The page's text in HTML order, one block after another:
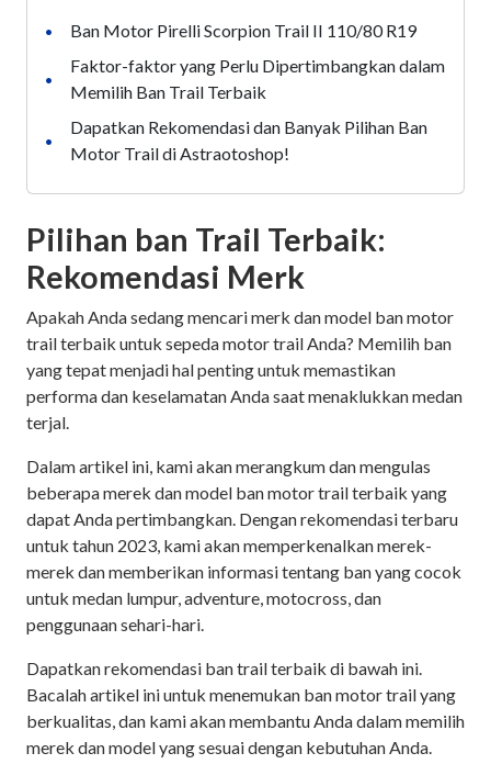
• Ban Motor Pirelli Scorpion Trail II 110/80 R19
•
Faktor-faktor yang Perlu Dipertimbangkan dalam
Memilih Ban Trail Terbaik
•
Dapatkan Rekomendasi dan Banyak Pilihan Ban
Motor Trail di Astraotoshop!
Pilihan ban Trail Terbaik:
Rekomendasi Merk
Apakah Anda sedang mencari merk dan model ban motor
trail terbaik untuk sepeda motor trail Anda? Memilih ban
yang tepat menjadi hal penting untuk memastikan
performa dan keselamatan Anda saat menaklukkan medan
terjal.
Dalam artikel ini, kami akan merangkum dan mengulas
beberapa merek dan model ban motor trail terbaik yang
dapat Anda pertimbangkan. Dengan rekomendasi terbaru
untuk tahun 2023, kami akan memperkenalkan merek-
merek dan memberikan informasi tentang ban yang cocok
untuk medan lumpur, adventure, motocross, dan
penggunaan sehari-hari.
Dapatkan rekomendasi ban trail terbaik di bawah ini.
Bacalah artikel ini untuk menemukan ban motor trail yang
berkualitas, dan kami akan membantu Anda dalam memilih
merek dan model yang sesuai dengan kebutuhan Anda.